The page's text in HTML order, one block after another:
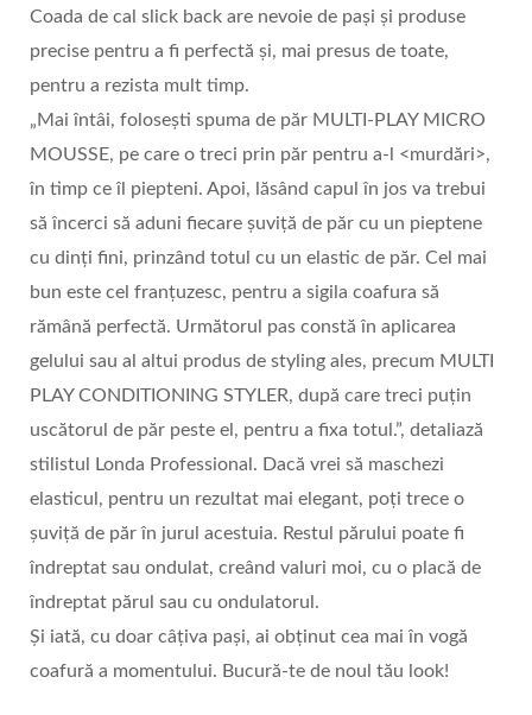
Coada de cal slick back are nevoie de pași și produse
precise pentru a fi perfectă și, mai presus de toate,
pentru a rezista mult timp.
„Mai întâi, folosești spuma de păr MULTI-PLAY MICRO
MOUSSE, pe care o treci prin păr pentru a-l <murdări>,
în timp ce îl piepteni. Apoi, lăsând capul în jos va trebui
să încerci să aduni fiecare șuviță de păr cu un pieptene
cu dinți fini, prinzând totul cu un elastic de păr. Cel mai
bun este cel franțuzesc, pentru a sigila coafura să
rămână perfectă. Următorul pas constă în aplicarea
gelului sau al altui produs de styling ales, precum MULTI
PLAY CONDITIONING STYLER, după care treci puțin
uscătorul de păr peste el, pentru a fixa totul.”, detaliază
stilistul Londa Professional. Dacă vrei să maschezi
elasticul, pentru un rezultat mai elegant, poți trece o
șuviță de păr în jurul acestuia. Restul părului poate fi
îndreptat sau ondulat, creând valuri moi, cu o placă de
îndreptat părul sau cu ondulatorul.
Și iată, cu doar câțiva pași, ai obținut cea mai în vogă
coafură a momentului. Bucură-te de noul tău look!